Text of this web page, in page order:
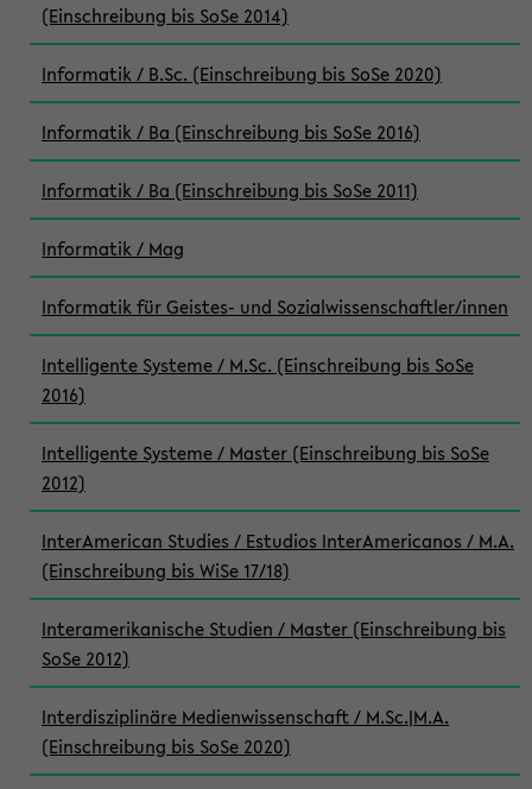
(Einschreibung bis SoSe 2014)
Informatik / B.Sc. (Einschreibung bis SoSe 2020)
Informatik / Ba (Einschreibung bis SoSe 2016)
Informatik / Ba (Einschreibung bis SoSe 2011)
Informatik / Mag
Informatik für Geistes- und Sozialwissenschaftler/innen
Intelligente Systeme / M.Sc. (Einschreibung bis SoSe
2016)
Intelligente Systeme / Master (Einschreibung bis SoSe
2012)
InterAmerican Studies / Estudios InterAmericanos / M.A.
(Einschreibung bis WiSe 17/18)
Interamerikanische Studien / Master (Einschreibung bis
SoSe 2012)
Interdisziplinäre Medienwissenschaft / M.Sc.|M.A.
(Einschreibung bis SoSe 2020)